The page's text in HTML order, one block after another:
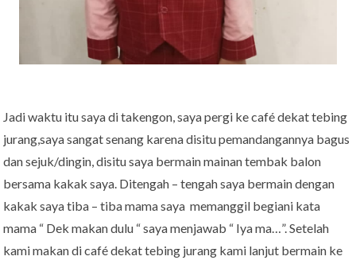
Jadi waktu itu saya di takengon, saya pergi ke café dekat tebing
jurang,saya sangat senang karena disitu pemandangannya bagus
dan sejuk/dingin, disitu saya bermain mainan tembak balon
bersama kakak saya. Ditengah – tengah saya bermain dengan
kakak saya tiba – tiba mama saya memanggil begiani kata
mama “ Dek makan dulu “ saya menjawab “ Iya ma…”. Setelah
kami makan di café dekat tebing jurang kami lanjut bermain ke